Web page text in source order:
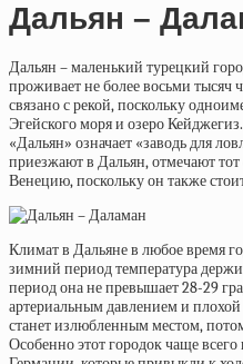
Дальян –
Дальян – маленький турецкий
проживает не более восьми тысяч
связано с рекой, поскольку
Эгейского моря и озеро
«Дальян» означает «заводь для
приезжают в Дальян, отмечают
Венецию, поскольку он также
Климат в Дальяне в любое время
зимний период температура
период она не превышает 28-29
артериальным давлением и
станет излюбленным местом,
Особенно этот городок чаще